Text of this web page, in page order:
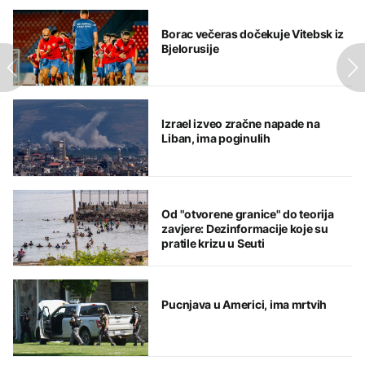
Borac večeras dočekuje Vitebsk iz
Bjelorusije
Izrael izveo zračne napade na
Liban, ima poginulih
Od "otvorene granice" do teorija
zavjere: Dezinformacije koje su
pratile krizu u Seuti
Pucnjava u Americi, ima mrtvih